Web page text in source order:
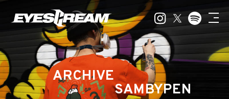
ARCHIVE
SAMBYPEN